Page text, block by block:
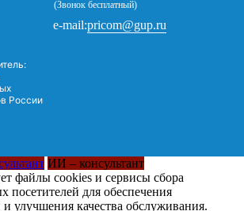
(Звонок бесплатный)
России
e-mail:pricom@gup.ru
ИИ – консультант
файлы cookies и сервисы сбора
посетителей для обеспечения
и улучшения качества обслуживания.